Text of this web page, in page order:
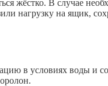
жёстко. В случае
нагрузку на
в условиях воды и